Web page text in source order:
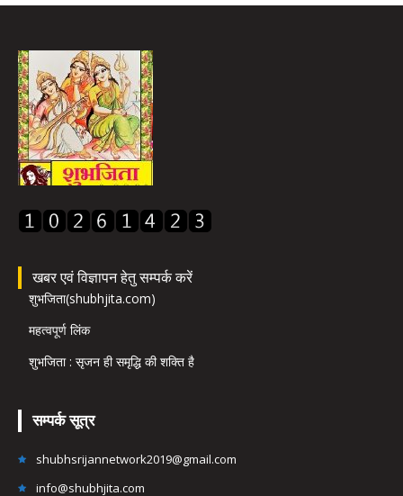
खबर एवं विज्ञापन हेतु सम्पर्क करें
शुभजिता(shubhjita.com)
महत्वपूर्ण लिंक
शुभजिता : सृजन ही समृद्धि की शक्ति है
सम्पर्क सूत्र
shubhsrijannetwork2019@gmail.com
info@shubhjita.com